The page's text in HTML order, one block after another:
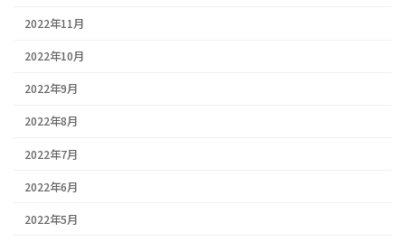
2022年11月
2022年10月
2022年9月
2022年8月
2022年7月
2022年6月
2022年5月